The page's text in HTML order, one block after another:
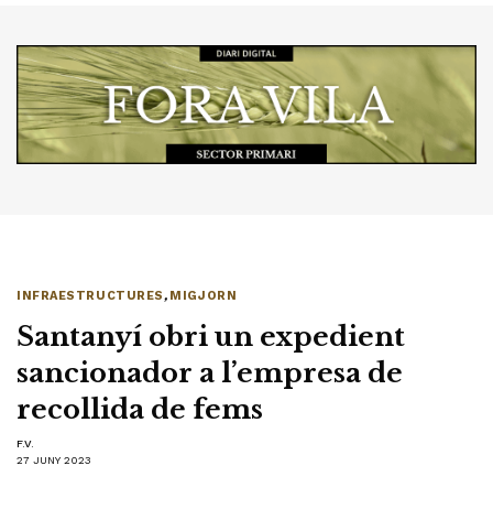
INFRAESTRUCTURES, MIGJORN
Santanyí obri un expedient
sancionador a l’empresa de
recollida de fems
F.V.
27 JUNY 2023